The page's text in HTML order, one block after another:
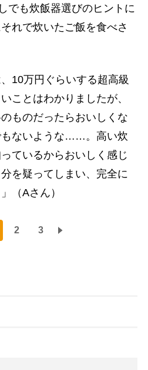
でも炊飯器選びのヒントに
れで炊いたご飯を食べさ
10万円ぐらいする超高級
ことはわかりましたが、
ものだったらおいしくな
もないような……。高い炊
ているからおいしく感じ
を疑ってしまい、完全に
（Aさん）
2 3